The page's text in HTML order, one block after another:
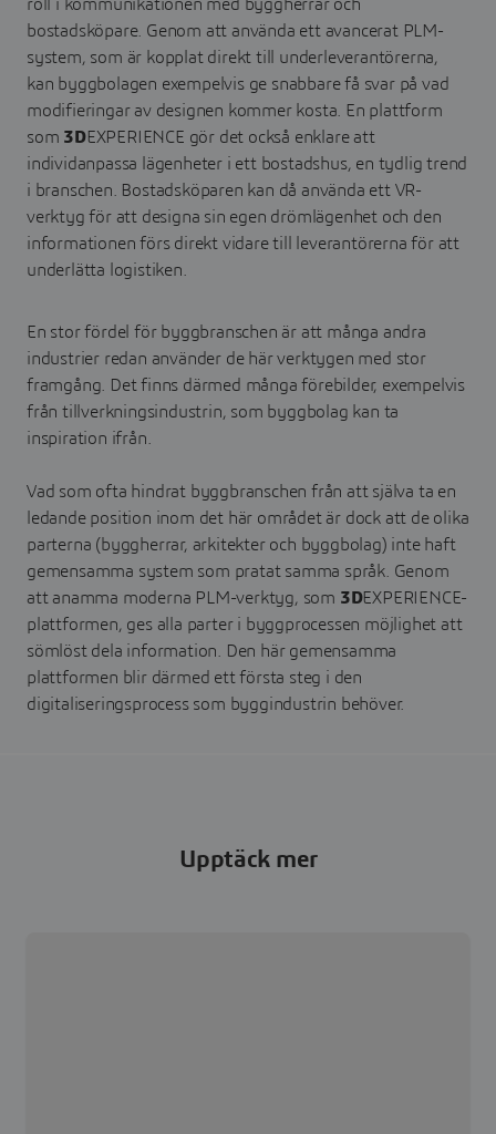
roll i kommunikationen med byggherrar och
bostadsköpare. Genom att använda ett avancerat PLM-
system, som är kopplat direkt till underleverantörerna,
kan byggbolagen exempelvis ge snabbare få svar på vad
modifieringar av designen kommer kosta. En plattform
som 3DEXPERIENCE gör det också enklare att
individanpassa lägenheter i ett bostadshus, en tydlig trend
i branschen. Bostadsköparen kan då använda ett VR-
verktyg för att designa sin egen drömlägenhet och den
informationen förs direkt vidare till leverantörerna för att
underlätta logistiken.
En stor fördel för byggbranschen är att många andra
industrier redan använder de här verktygen med stor
framgång. Det finns därmed många förebilder, exempelvis
från tillverkningsindustrin, som byggbolag kan ta
inspiration ifrån.
Vad som ofta hindrat byggbranschen från att själva ta en
ledande position inom det här området är dock att de olika
parterna (byggherrar, arkitekter och byggbolag) inte haft
gemensamma system som pratat samma språk. Genom
att anamma moderna PLM-verktyg, som 3DEXPERIENCE-
plattformen, ges alla parter i byggprocessen möjlighet att
sömlöst dela information. Den här gemensamma
plattformen blir därmed ett första steg i den
digitaliseringsprocess som byggindustrin behöver.
Upptäck mer